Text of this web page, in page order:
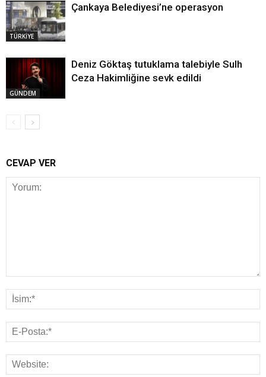
TÜRKİYE
Çankaya Belediyesi’ne operasyon
GÜNDEM
Deniz Göktaş tutuklama talebiyle Sulh
Ceza Hakimliğine sevk edildi
CEVAP VER